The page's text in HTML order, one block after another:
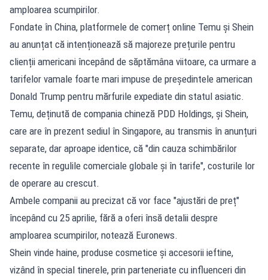
amploarea scumpirilor.
Fondate în China, platformele de comerț online Temu și Shein
au anunțat că intenționează să majoreze prețurile pentru
clienții americani începând de săptămâna viitoare, ca urmare a
tarifelor vamale foarte mari impuse de președintele american
Donald Trump pentru mărfurile expediate din statul asiatic.
Temu, deținută de compania chineză PDD Holdings, și Shein,
care are în prezent sediul în Singapore, au transmis în anunțuri
separate, dar aproape identice, că "din cauza schimbărilor
recente în regulile comerciale globale și în tarife", costurile lor
de operare au crescut.
Ambele companii au precizat că vor face "ajustări de preț"
începând cu 25 aprilie, fără a oferi însă detalii despre
amploarea scumpirilor, notează Euronews.
Shein vinde haine, produse cosmetice și accesorii ieftine,
vizând în special tinerele, prin parteneriate cu influenceri din